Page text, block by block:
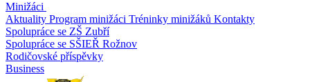
Minižáci
Aktuality Program minižáci Tréninky minižáků Kontakty
Spolupráce se ZŠ Zubří
Spolupráce se SŠIEŘ Rožnov
Rodičovské příspěvky
Business